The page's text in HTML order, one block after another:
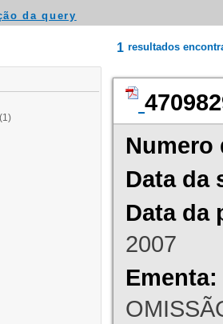
da query
(1)
1 resultados
Numero
Data da
Data da
2007
Ementa: